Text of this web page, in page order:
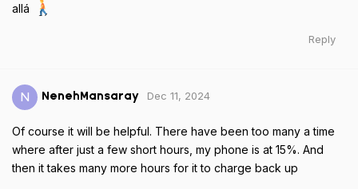
allá
Reply
N NenehMansaray Dec 11, 2024
Of course it will be helpful. There have been too many a time
where after just a few short hours, my phone is at 15%. And
then it takes many more hours for it to charge back up